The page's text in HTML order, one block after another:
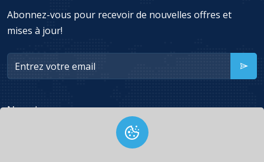
Abonnez-vous pour recevoir de nouvelles offres et
mises à jour!
Nous trouver